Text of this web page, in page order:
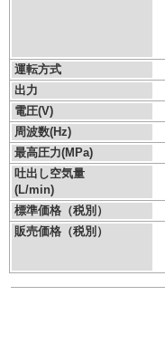
運転方式
出力
電圧(V)
周波数(Hz)
最高圧力(MPa)
吐出し空気量
(L/min)
標準価格（税別）
販売価格（税別）